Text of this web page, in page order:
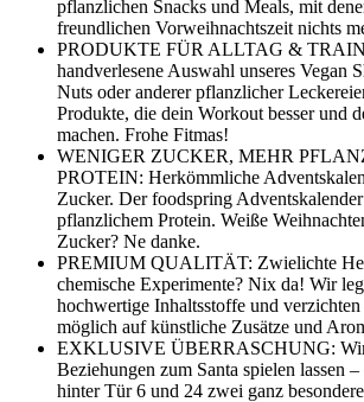
pflanzlichen Snacks und Meals, mit
freundlichen Vorweihnachtszeit nichts
PRODUKTE FÜR ALLTAG &
handverlesene Auswahl unseres Vegan
Nuts oder anderer pflanzlicher
Produkte, die dein Workout besser und
machen. Frohe Fitmas!
WENIGER ZUCKER, MEHR
PROTEIN: Herkömmliche
Zucker. Der foodspring
pflanzlichem Protein. Weiße
Zucker? Ne danke.
PREMIUM QUALITÄT: Zwielichte
chemische Experimente? Nix da! Wir
hochwertige Inhaltsstoffe und
möglich auf künstliche Zusätze und
EXKLUSIVE ÜBERRASCHUNG: Wir
Beziehungen zum Santa spielen lassen –
hinter Tür 6 und 24 zwei ganz